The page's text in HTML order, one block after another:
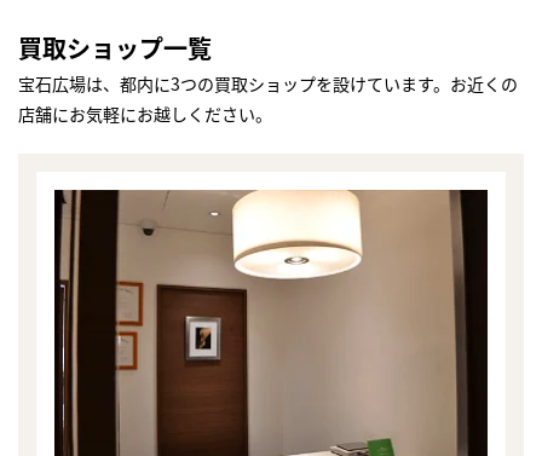
買取ショップ一覧
宝石広場は、都内に3つの買取ショップを設けています。お近くの
店舗にお気軽にお越しください。